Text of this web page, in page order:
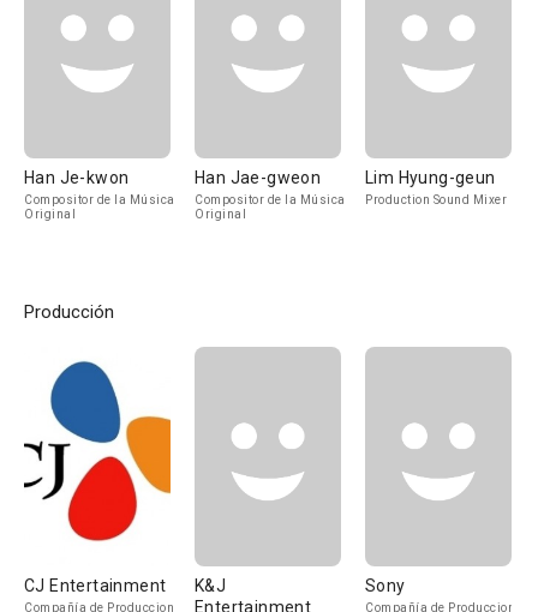
Han Je-kwon
Compositor de la Música
Original
Han Jae-gweon
Compositor de la Música
Original
Lim Hyung-geun
Production Sound Mixer
Producción
CJ Entertainment
Compañía de Produccion
K&J
Entertainment
Sony
Compañía de Produccion